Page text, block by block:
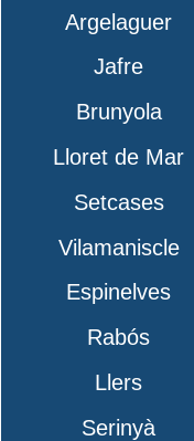
Argelaguer
Jafre
Brunyola
Lloret de Mar
Setcases
Vilamaniscle
Espinelves
Rabós
Llers
Serinyà